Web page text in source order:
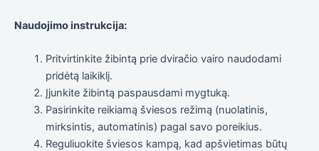
Naudojimo instrukcija:
Pritvirtinkite žibintą prie dviračio vairo naudodami
pridėtą laikiklį.
Įjunkite žibintą paspausdami mygtuką.
Pasirinkite reikiamą šviesos režimą (nuolatinis,
mirksintis, automatinis) pagal savo poreikius.
Reguliuokite šviesos kampą, kad apšvietimas būtų